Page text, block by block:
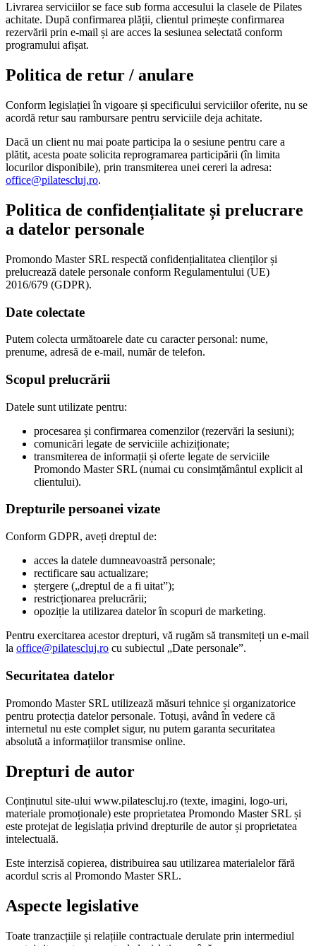
Livrarea serviciilor se face sub forma accesului la clasele de Pilates
achitate. După confirmarea plății, clientul primește confirmarea
rezervării prin e-mail și are acces la sesiunea selectată conform
programului afișat.
Politica de retur / anulare
Conform legislației în vigoare și specificului serviciilor oferite, nu se
acordă retur sau rambursare pentru serviciile deja achitate.
Dacă un client nu mai poate participa la o sesiune pentru care a
plătit, acesta poate solicita reprogramarea participării (în limita
locurilor disponibile), prin transmiterea unei cereri la adresa:
office@pilatescluj.ro.
Politica de confidențialitate și prelucrare
a datelor personale
Promondo Master SRL respectă confidențialitatea clienților și
prelucrează datele personale conform Regulamentului (UE)
2016/679 (GDPR).
Date colectate
Putem colecta următoarele date cu caracter personal: nume,
prenume, adresă de e-mail, număr de telefon.
Scopul prelucrării
Datele sunt utilizate pentru:
procesarea și confirmarea comenzilor (rezervări la sesiuni);
comunicări legate de serviciile achiziționate;
transmiterea de informații și oferte legate de serviciile
Promondo Master SRL (numai cu consimțământul explicit al
clientului).
Drepturile persoanei vizate
Conform GDPR, aveți dreptul de:
acces la datele dumneavoastră personale;
rectificare sau actualizare;
ștergere („dreptul de a fi uitat”);
restricționarea prelucrării;
opoziție la utilizarea datelor în scopuri de marketing.
Pentru exercitarea acestor drepturi, vă rugăm să transmiteți un e-mail
la office@pilatescluj.ro cu subiectul „Date personale”.
Securitatea datelor
Promondo Master SRL utilizează măsuri tehnice și organizatorice
pentru protecția datelor personale. Totuși, având în vedere că
internetul nu este complet sigur, nu putem garanta securitatea
absolută a informațiilor transmise online.
Drepturi de autor
Conținutul site-ului www.pilatescluj.ro (texte, imagini, logo-uri,
materiale promoționale) este proprietatea Promondo Master SRL și
este protejat de legislația privind drepturile de autor și proprietatea
intelectuală.
Este interzisă copierea, distribuirea sau utilizarea materialelor fără
acordul scris al Promondo Master SRL.
Aspecte legislative
Toate tranzacțiile și relațiile contractuale derulate prin intermediul